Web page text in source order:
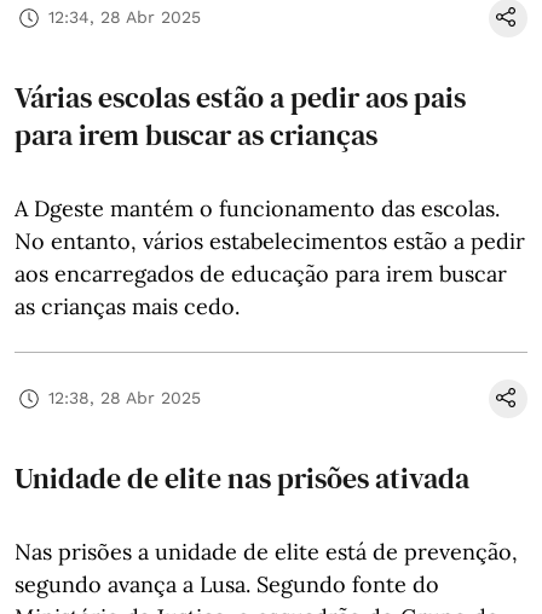
12:34, 28 Abr 2025
Várias escolas estão a pedir aos pais
para irem buscar as crianças
A Dgeste mantém o funcionamento das escolas.
No entanto, vários estabelecimentos estão a pedir
aos encarregados de educação para irem buscar
as crianças mais cedo.
12:38, 28 Abr 2025
Unidade de elite nas prisões ativada
Nas prisões a unidade de elite está de prevenção,
segundo avança a Lusa. Segundo fonte do